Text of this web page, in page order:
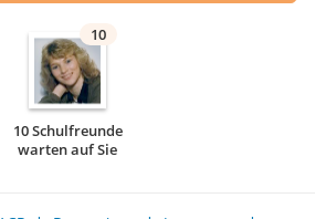
10
10 Schulfreunde
warten auf Sie